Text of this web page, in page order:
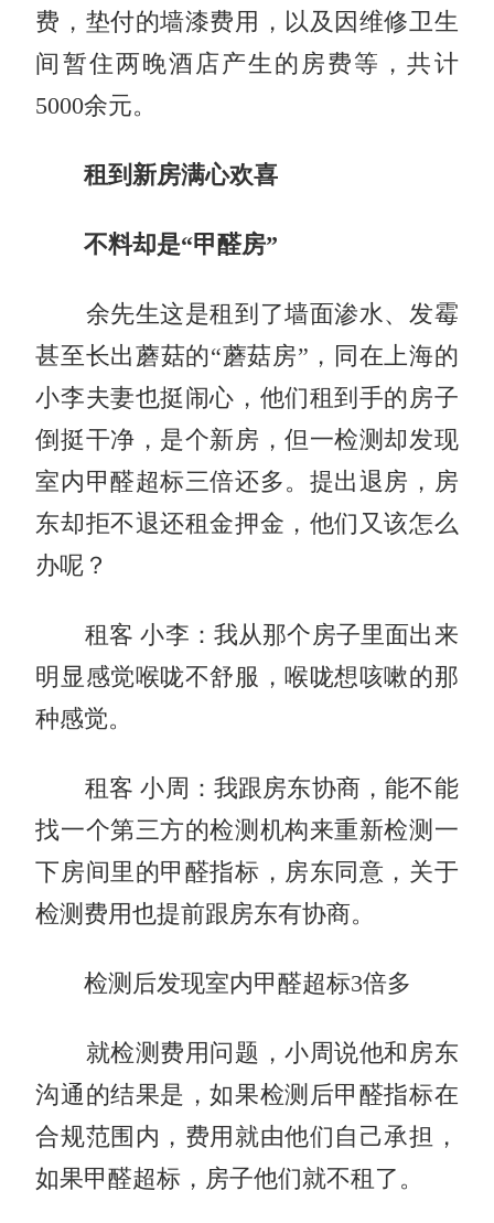
费，垫付的墙漆费用，以及因维修卫生
间暂住两晚酒店产生的房费等，共计
5000余元。
租到新房满心欢喜
不料却是“甲醛房”
余先生这是租到了墙面渗水、发霉
甚至长出蘑菇的“蘑菇房”，同在上海的
小李夫妻也挺闹心，他们租到手的房子
倒挺干净，是个新房，但一检测却发现
室内甲醛超标三倍还多。提出退房，房
东却拒不退还租金押金，他们又该怎么
办呢？
租客 小李：我从那个房子里面出来
明显感觉喉咙不舒服，喉咙想咳嗽的那
种感觉。
租客 小周：我跟房东协商，能不能
找一个第三方的检测机构来重新检测一
下房间里的甲醛指标，房东同意，关于
检测费用也提前跟房东有协商。
检测后发现室内甲醛超标3倍多
就检测费用问题，小周说他和房东
沟通的结果是，如果检测后甲醛指标在
合规范围内，费用就由他们自己承担，
如果甲醛超标，房子他们就不租了。